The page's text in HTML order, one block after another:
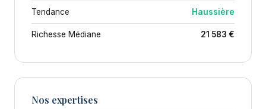
Tendance Haussière
Richesse Médiane 21 583 €
Nos expertises